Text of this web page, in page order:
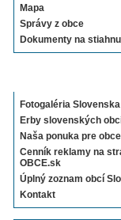
Mapa
Správy z obce
Dokumenty na
Fotogaléria Slovenska
Erby slovenských
Naša ponuka pre
Cenník reklamy na
OBCE.sk
Úplný zoznam obcí
Kontakt